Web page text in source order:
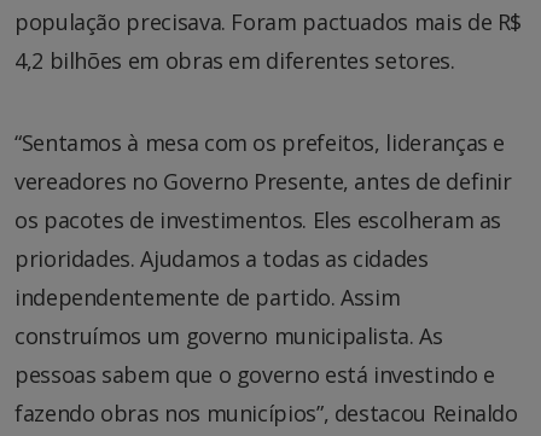
população precisava. Foram pactuados mais de R$
4,2 bilhões em obras em diferentes setores.
“Sentamos à mesa com os prefeitos, lideranças e
vereadores no Governo Presente, antes de definir
os pacotes de investimentos. Eles escolheram as
prioridades. Ajudamos a todas as cidades
independentemente de partido. Assim
construímos um governo municipalista. As
pessoas sabem que o governo está investindo e
fazendo obras nos municípios”, destacou Reinaldo